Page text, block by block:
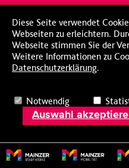
Diese Seite verwendet
Webseiten zu erleichtern.
Webseite stimmen Sie der
Weitere Informationen zu
Datenschutzerklärung.
Notwendig
Auswahl